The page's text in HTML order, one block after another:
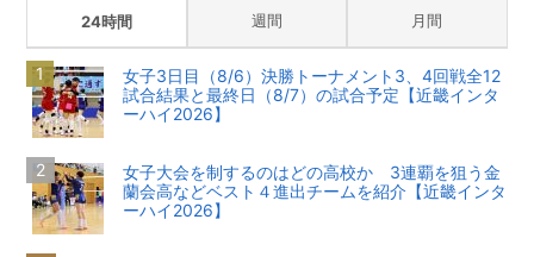
24時間 週間 月間
女子3日目（8/6）決勝トーナメント3、4回戦全12
試合結果と最終日（8/7）の試合予定【近畿インタ
ーハイ2026】
女子大会を制するのはどの高校か 3連覇を狙う金
蘭会高などベスト４進出チームを紹介【近畿インタ
ーハイ2026】